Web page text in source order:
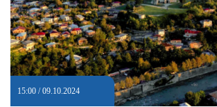
15:00 / 09.10.2024